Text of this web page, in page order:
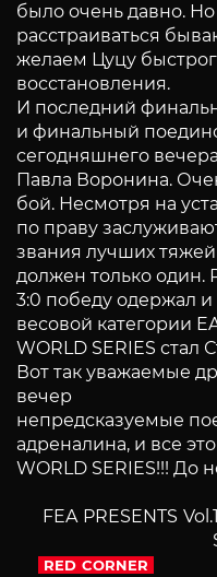
было очень давно. Но
расстраиваться
желаем Цуцу
восстановления.
И последний
и финальный
сегодняшнего
Павла Воронина.
бой. Несмотря на
по праву
звания лучших
должен только
3:0 победу одержал
весовой категории
WORLD SERIES стал
Вот так уважаемые
вечер
непредсказуемые
адреналина, и все это
WORLD SERIES!!! До
FEA PRESENTS
RED CORNER